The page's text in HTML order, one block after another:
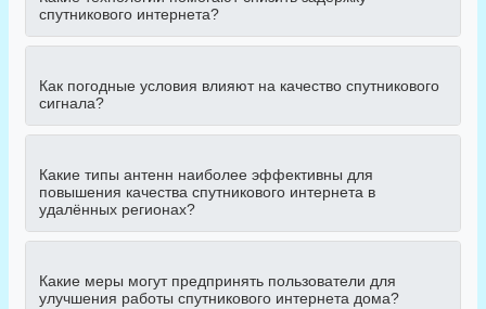
спутникового интернета?
Как погодные условия влияют на качество спутникового
сигнала?
Какие типы антенн наиболее эффективны для
повышения качества спутникового интернета в
удалённых регионах?
Какие меры могут предпринять пользователи для
улучшения работы спутникового интернета дома?